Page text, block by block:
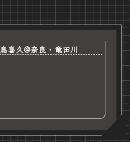
鳥喜久@奈良・竜田川